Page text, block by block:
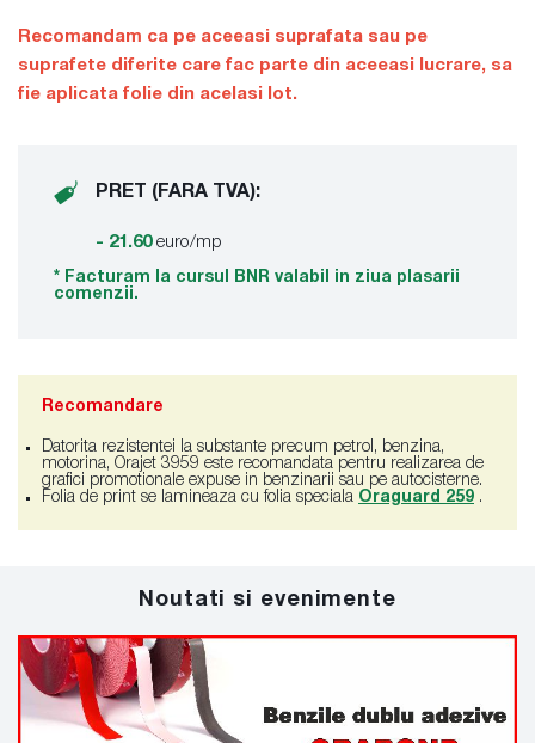
Recomandam ca pe aceeasi suprafata sau pe
suprafete diferite care fac parte din aceeasi lucrare, sa
fie aplicata folie din acelasi lot.
PRET (FARA TVA):
- 21.60euro/mp
* Facturam la cursul BNR valabil in ziua plasarii
comenzii.
Recomandare
Datorita rezistentei la substante precum petrol, benzina,
motorina, Orajet 3959 este recomandata pentru realizarea de
grafici promotionale expuse in benzinarii sau pe autocisterne.
Folia de print se lamineaza cu folia speciala Oraguard 259 .
Noutati si evenimente